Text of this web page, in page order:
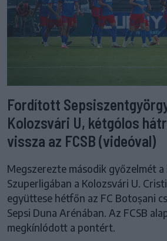
Fordított
Kolozsvári U, kétgólos
vissza az FCSB (videóval)
Megszerezte második győzelmét
Szuperligában a Kolozsvári U.
együttese hétfőn az FC Botoșani
Sepsi Duna Arénában. Az FCSB
megkínlódott a pontért.